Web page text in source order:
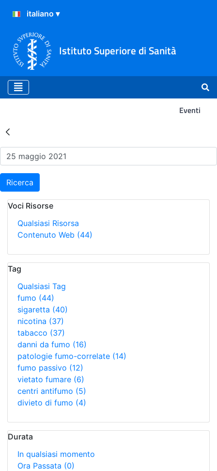
Istituto Superiore di Sanità
Eventi
Risultati della Ricerca -
Ricerca
Voci Risorse
Qualsiasi Risorsa
Contenuto Web (44)
Tag
Qualsiasi Tag
fumo (44)
sigaretta (40)
nicotina (37)
tabacco (37)
danni da fumo (16)
patologie fumo-correlate (14)
fumo passivo (12)
vietato fumare (6)
centri antifumo (5)
divieto di fumo (4)
Durata
In qualsiasi momento
Ora Passata (0)